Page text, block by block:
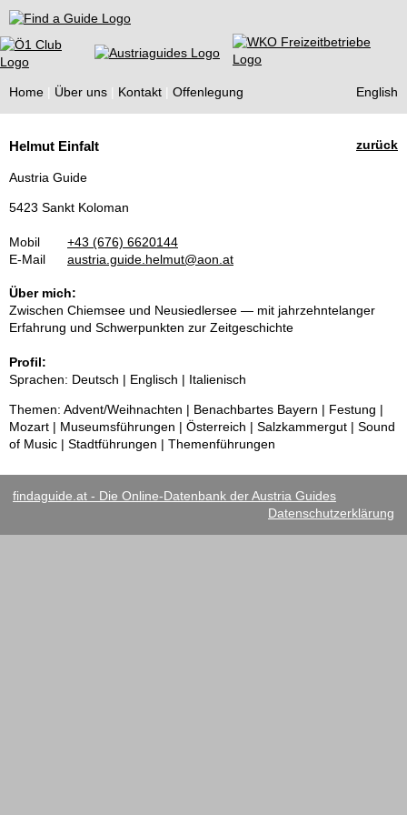
Find a Guide
Home Über uns Kontakt Offenlegung English
Guides
zurück
Helmut Einfalt
Austria Guide
5423 Sankt Koloman
Mobil
+43 (676) 6620144
E-Mail
austria.guide.helmut@aon.at
Über mich:
Zwischen Chiemsee und Neusiedlersee — mit jahrzehntelanger
Erfahrung und Schwerpunkten zur Zeitgeschichte
Profil:
Sprachen: Deutsch | Englisch | Italienisch
Themen: Advent/Weihnachten | Benachbartes Bayern | Festung |
Mozart | Museumsführungen | Österreich | Salzkammergut | Sound
of Music | Stadtführungen | Themenführungen
findaguide.at - Die Online-Datenbank der Austria Guides
Datenschutzerklärung